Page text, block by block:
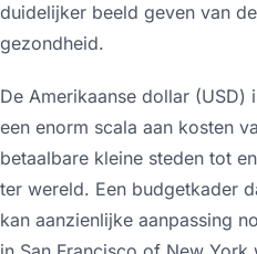
duidelijker beeld geven van
gezondheid.
De Amerikaanse dollar (USD)
een enorm scala aan kosten
betaalbare kleine steden tot
ter wereld. Een budgetkader
kan aanzienlijke aanpassing